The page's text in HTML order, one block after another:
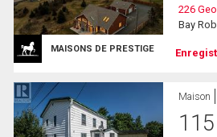
MAISONS DE PRESTIGE
226
Bay
Maison